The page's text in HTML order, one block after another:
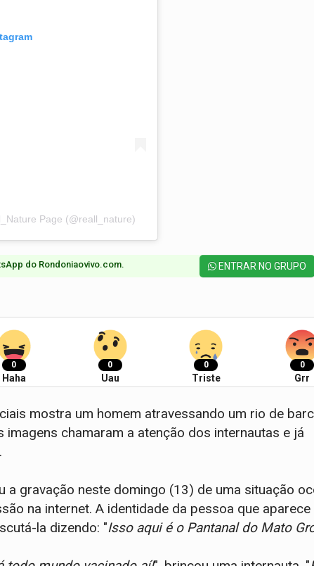
Page (@reall_nature)
do Rondoniaovivo.com.​ ENTRAR NO GRUPO
0
Haha
0
Uau
0
Triste
0
Grr
mostra um homem atravessando um rio de
chamaram a atenção dos internautas e já
a gravação neste domingo (13) de uma situação
na internet. A identidade da pessoa que aparece
la dizendo: "Isso aqui é o Pantanal do Mato